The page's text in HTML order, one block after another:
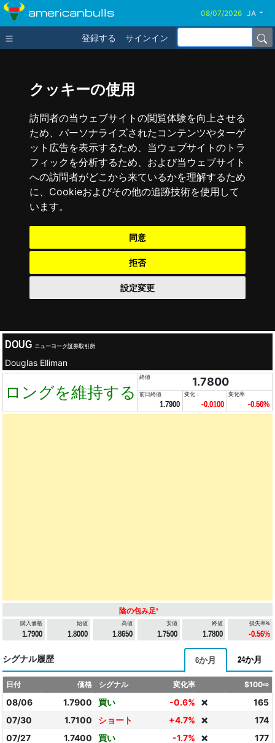
クッキーの使用
訪問者の当ウェブサイトの閲覧体験を向上させる
ため、パーソナライズされたコンテンツやターゲ
ット広告を表示するため、当ウェブサイトのトラ
フィックを分析するため、および当ウェブサイト
への訪問者がどこから来ているかを理解するため
に、Cookieおよびその他の追跡技術を使用して
います。
同意
拒否
設定変更
americanbulls JA
登録する サインイン
DOUG ニューヨーク証券取引所
Douglas Elliman
ロングを維持する
終値 1.7800
前日終値
1.7900
変化：
-0.0100
変化率
-0.56%
陰の包み足*
購入価格
1.7900
始値
1.8000
高値
1.8650
安値
1.7500
終値
1.7800
損失率%
-0.56%
シグナル履歴 6か月 24か月
日付 価格 シグナル 変化率 $100⇨
08/06 1.7900 買い -0.6% ❌
165
07/30
1.7100 ショート +4.7% ❌
174
07/27
1.7400 買い -1.7% ❌
177